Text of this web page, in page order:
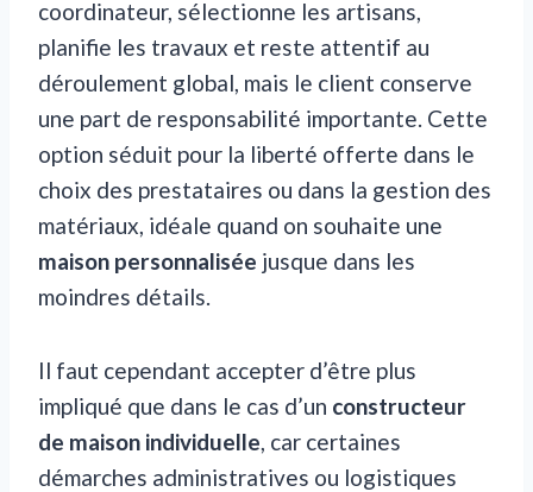
coordinateur, sélectionne les artisans,
planifie les travaux et reste attentif au
déroulement global, mais le client conserve
une part de responsabilité importante. Cette
option séduit pour la liberté offerte dans le
choix des prestataires ou dans la gestion des
matériaux, idéale quand on souhaite une
maison personnalisée jusque dans les
moindres détails.
Il faut cependant accepter d’être plus
impliqué que dans le cas d’un constructeur
de maison individuelle, car certaines
démarches administratives ou logistiques